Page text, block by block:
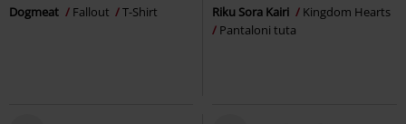
Dogmeat Fallout T-Shirt Riku Sora Kairi
Kingdom Hearts
Pantaloni tuta